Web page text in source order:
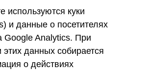
используются куки
и данные о посетителях
Google Analytics. При
данных собирается
о действиях